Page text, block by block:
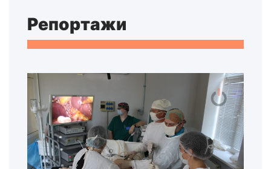
Репортажи